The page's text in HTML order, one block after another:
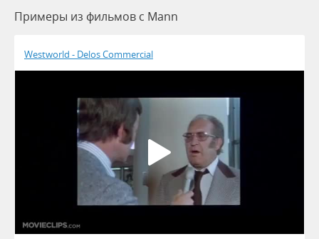
Примеры из фильмов c Mann
Westworld - Delos Commercial